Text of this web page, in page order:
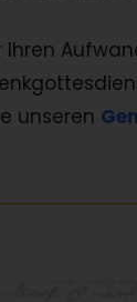
Ihren
unseren